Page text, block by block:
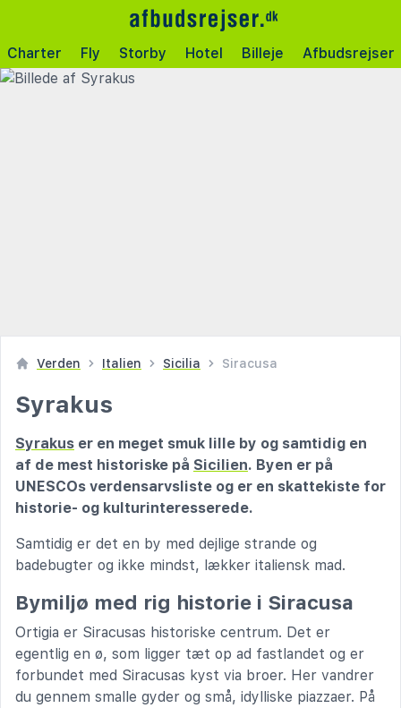
Charter Fly Storby Hotel Billeje Afbudsrejser
Verden Italien Sicilia Siracusa
Syrakus
Syrakus er en meget smuk lille by og samtidig en
af de mest historiske på Sicilien. Byen er på
UNESCOs verdensarvsliste og er en skattekiste for
historie- og kulturinteresserede.
Samtidig er det en by med dejlige strande og
badebugter og ikke mindst, lækker italiensk mad.
Bymiljø med rig historie i Siracusa
Ortigia er Siracusas historiske centrum. Det er
egentlig en ø, som ligger tæt op ad fastlandet og er
forbundet med Siracusas kyst via broer. Her vandrer
du gennem smalle gyder og små, idylliske piazzaer. På